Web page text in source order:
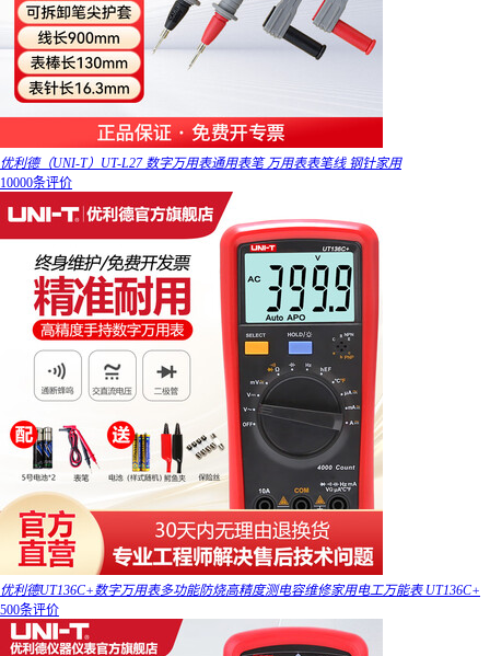
优利德（UNI-T）UT-L27 数字万用表通用表笔 万用表表笔线 钢针家用
10000条评价
优利德UT136C+数字万用表多功能防烧高精度测电容维修家用电工万能表 UT136C+
500条评价